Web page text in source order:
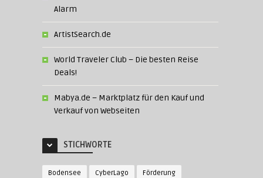
Alarm
ArtistSearch.de
World Traveler Club – Die besten Reise
Deals!
Mabya.de – Marktplatz für den Kauf und
Verkauf von Webseiten
STICHWORTE
Bodensee CyberLago Förderung